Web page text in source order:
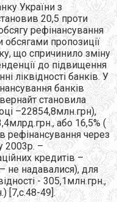
України з
20,5 проти
рефінансування
пропозиції
що спричинило зміну
до підвищення
ліквідності банків. У
банків
становила
–22854,8млн.грн),
або 16,5% (
рефінансування через
2003р. –
кредитів –
не надавалися), для
- 305,1млн.грн.,
[7,с.48-49].